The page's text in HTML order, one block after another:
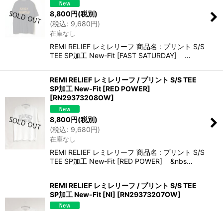
8,800円(税別)
(税込: 9,680円)
在庫なし
REMI RELIEF レミレリーフ 商品名 : プリント S/S
TEE SP加工 New-Fit [FAST SATURDAY] …
REMI RELIEF レミレリーフ / プリント S/S TEE
SP加工 New-Fit [RED POWER]
[RN29373208OW]
8,800円(税別)
(税込: 9,680円)
在庫なし
REMI RELIEF レミレリーフ 商品名 : プリント S/S
TEE SP加工 New-Fit [RED POWER] &nbs…
REMI RELIEF レミレリーフ / プリント S/S TEE
SP加工 New-Fit [NI] [RN29373207OW]